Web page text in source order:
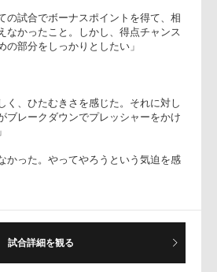
だした」
えたこととスタンディングラグビーは
スが内に寄るので、今日は、うまくはま
が厚くなっているので、日本人・外国人
たいと思っている」
ーストトライがあったが、彼の評価は
出ている。まだまだ伸びる選手」
返っての反省は？
ての試合でボーナスポイントを得て、相
試合詳細を観る